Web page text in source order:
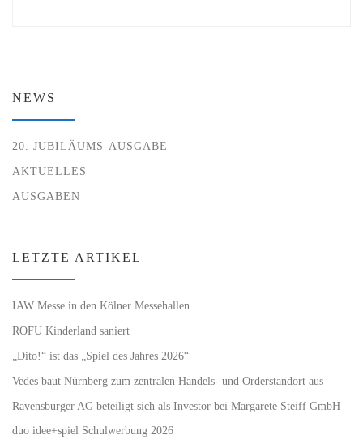
NEWS
20. JUBILÄUMS-AUSGABE
AKTUELLES
AUSGABEN
LETZTE ARTIKEL
IAW Messe in den Kölner Messehallen
ROFU Kinderland saniert
„Dito!“ ist das „Spiel des Jahres 2026“
Vedes baut Nürnberg zum zentralen Handels- und Orderstandort aus
Ravensburger AG beteiligt sich als Investor bei Margarete Steiff GmbH
duo idee+spiel Schulwerbung 2026